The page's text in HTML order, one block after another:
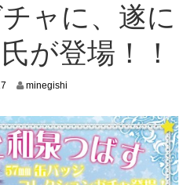
ャに、遂に
が登場！！
5
,
2
0
1
minegishi